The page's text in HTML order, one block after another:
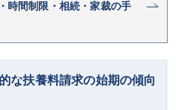
時間制限・相続・家裁の手
な扶養料請求の始期の傾向